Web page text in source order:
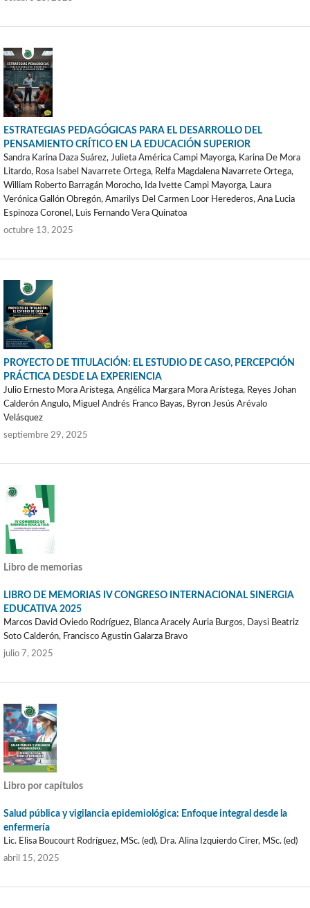
ESTRATEGIAS PEDAGÓGICAS PARA EL DESARROLLO DEL
PENSAMIENTO CRÍTICO EN LA EDUCACIÓN SUPERIOR
Sandra Karina Daza Suárez, Julieta América Campi Mayorga, Karina De Mora
Litardo, Rosa Isabel Navarrete Ortega, Relfa Magdalena Navarrete Ortega,
William Roberto Barragán Morocho, Ida Ivette Campi Mayorga, Laura
Verónica Gallón Obregón, Amarilys Del Carmen Loor Herederos, Ana Lucia
Espinoza Coronel, Luis Fernando Vera Quinatoa
octubre 13, 2025
PROYECTO DE TITULACIÓN: EL ESTUDIO DE CASO, PERCEPCIÓN
PRÁCTICA DESDE LA EXPERIENCIA
Julio Ernesto Mora Arístega, Angélica Margara Mora Arístega, Reyes Johan
Calderón Angulo, Miguel Andrés Franco Bayas, Byron Jesús Arévalo
Velásquez
septiembre 29, 2025
Libro de memorias
LIBRO DE MEMORIAS IV CONGRESO INTERNACIONAL SINERGIA
EDUCATIVA 2025
Marcos David Oviedo Rodríguez, Blanca Aracely Auria Burgos, Daysi Beatriz
Soto Calderón, Francisco Agustin Galarza Bravo
julio 7, 2025
Libro por capítulos
Salud pública y vigilancia epidemiológica: Enfoque integral desde la
enfermería
Lic. Elisa Boucourt Rodríguez, MSc. (ed), Dra. Alina Izquierdo Cirer, MSc. (ed)
abril 15, 2025